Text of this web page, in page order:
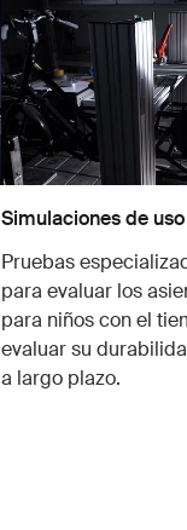
Simulaciones de
Pruebas
para evaluar los
para niños con el
evaluar su
a largo plazo.